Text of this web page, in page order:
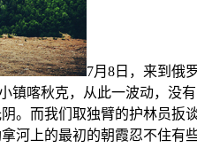
7月8日，来到俄
喀秋克，从此一波动，
。而我们取独臂的护林员
河上的最初的朝霞忍不住